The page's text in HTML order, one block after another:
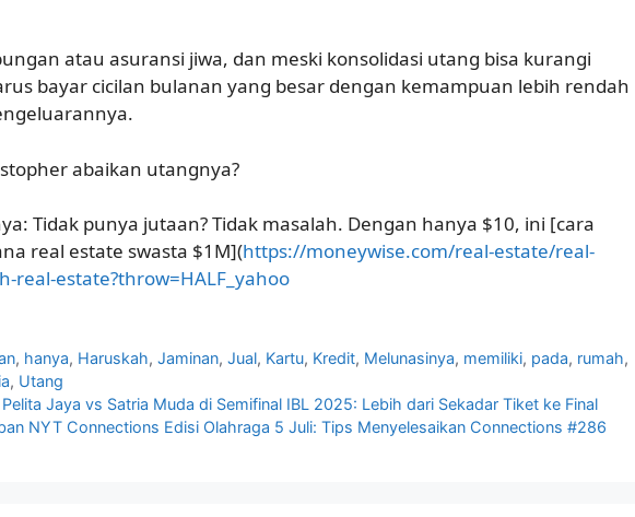
atau asuransi jiwa, dan meski konsolidasi utang bisa kurangi
bayar cicilan bulanan yang besar dengan kemampuan lebih rendah
abaikan utangnya?
Tidak punya jutaan? Tidak masalah. Dengan hanya $10, ini [cara
real estate swasta $1M](https://moneywise.com/real-estate/real-
real-estate?throw=HALF_yahoo
, hanya, Haruskah,Jaminan,Jual, Kartu, Kredit, Melunasinya, memiliki, pada, rumah,
, Utang
Jaya vs Satria Muda di Semifinal IBL 2025: Lebih dari Sekadar Tiket ke Final
NYT Connections Edisi Olahraga 5 Juli: Tips Menyelesaikan Connections #286